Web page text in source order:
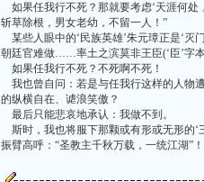
如果任我行不死？那就要考虑‘天涯何处
斩草除根，男女老幼，不留一人！”
某些人眼中的‘民族英雄’朱元璋正是‘灭
朝廷官难做……率土之滨莫非王臣(‘臣’字
如果任我行不死？不死啊不死！
我也曾自问：若是与任我行这样的人物
的纵横自在、谑浪笑傲？
最后只能悲哀地承认：我做不到。
斯时，我也将服下那颗或有形或无形的‘
振臂高呼：“圣教主千秋万载，一统江湖”！